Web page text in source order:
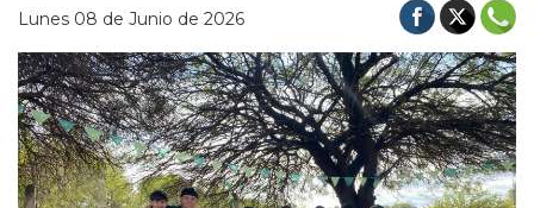
Lunes 08 de Junio de 2026